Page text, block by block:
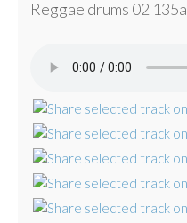
Reggae drums 02